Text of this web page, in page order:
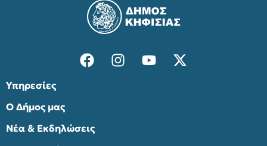
Υπηρεσίες
Ο Δήμος μας
Νέα & Εκδηλώσεις